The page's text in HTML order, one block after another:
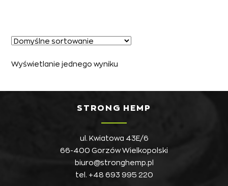
Wyświetlanie jednego wyniku
STRONG HEMP
ul. Kwiatowa 43E/6
66-400 Gorzów Wielkopolski
biuro@stronghemp.pl
tel. +48 693 995 220